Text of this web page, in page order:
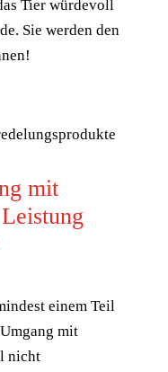
Tier würdevoll
Sie werden den
mit
einem Teil
mit
nicht